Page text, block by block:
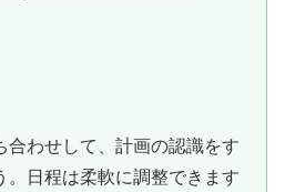
合わせして、計画の認識をす
。日程は柔軟に調整できます